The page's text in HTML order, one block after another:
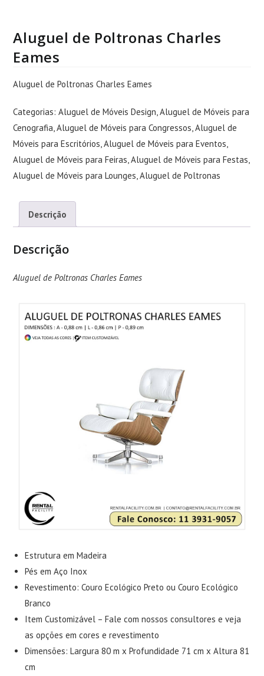
Aluguel de Poltronas Charles
Eames
Aluguel de Poltronas Charles Eames
Categorias:Aluguel de Móveis Design,Aluguel de Móveis para
Cenografia,Aluguel de Móveis para Congressos,Aluguel de
Móveis para Escritórios,Aluguel de Móveis para Eventos,
Aluguel de Móveis para Feiras,Aluguel de Móveis para Festas,
Aluguel de Móveis para Lounges,Aluguel de Poltronas
Descrição
Descrição
Aluguel de Poltronas Charles Eames
Estrutura em Madeira
Pés em Aço Inox
Revestimento: Couro Ecológico Preto ou Couro Ecológico
Branco
Item Customizável – Fale com nossos consultores e veja
as opções em cores e revestimento
Dimensões: Largura 80 m x Profundidade 71 cm x Altura 81
cm